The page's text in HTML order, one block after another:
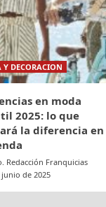
Y DECORACION
en moda
2025: lo que
la diferencia en
Redacción Franquicias
junio de 2025